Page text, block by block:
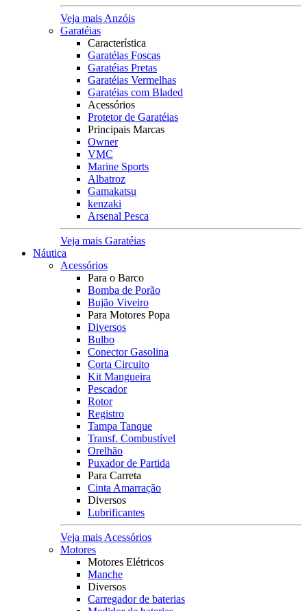
Veja mais Anzóis
Garatéias
Característica
Garatéias Foscas
Garatéias Pretas
Garatéias Vermelhas
Garatéias com Bladed
Acessórios
Protetor de Garatéias
Principais Marcas
Owner
VMC
Marine Sports
Albatroz
Gamakatsu
kenzaki
Arsenal Pesca
Veja mais Garatéias
Náutica
Acessórios
Para o Barco
Bomba de Porão
Bujão Viveiro
Para Motores Popa
Diversos
Bulbo
Conector Gasolina
Corta Circuito
Kit Mangueira
Pescador
Rotor
Registro
Tampa Tanque
Transf. Combustível
Orelhão
Puxador de Partida
Para Carreta
Cinta Amarração
Diversos
Lubrificantes
Veja mais Acessórios
Motores
Motores Elétricos
Manche
Diversos
Carregador de baterias